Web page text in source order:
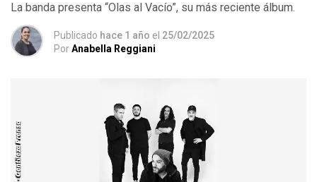
La banda presenta “Olas al Vacío”, su más reciente álbum.
Publicado hace 1 año el 25/02/2025
PorAnabella Reggiani